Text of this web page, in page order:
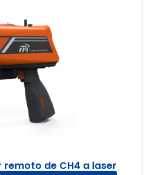
remoto de CH4 a laser